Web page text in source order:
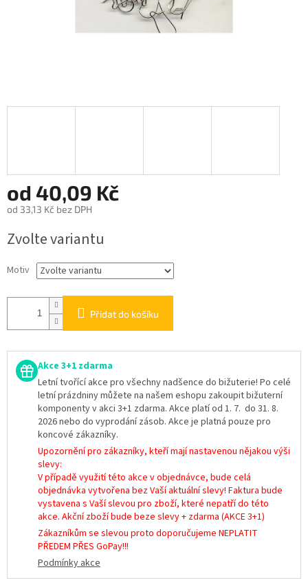
od 40,09 Kč
od 33,13 Kč bez DPH
cena:
Zvolte variantu
Motiv
Přidat do košíku
Akce 3+1 zdarma
Letní tvořící akce pro všechny nadšence do bižuterie! Po celé
letní prázdniny můžete na našem eshopu zakoupit bižuterní
komponenty v akci 3+1 zdarma. Akce platí od 1. 7. do 31. 8.
2026 nebo do vyprodání zásob. Akce je platná pouze pro
koncové zákazníky.
Upozornění pro zákazníky, kteří mají nastavenou nějakou výši
slevy:
V případě využití této akce v objednávce, bude celá
objednávka vytvořena bez Vaší aktuální slevy! Faktura bude
vystavena s Vaší slevou pro zboží, které nepatří do této
akce. Akční zboží bude beze slevy + zdarma (AKCE 3+1)
Zákazníkům se slevou proto doporučujeme NEPLATIT
PŘEDEM PŘES GoPay!!!
Podmínky akce